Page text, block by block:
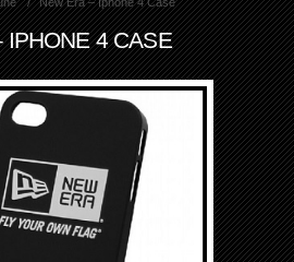
IPHONE 4 CASE